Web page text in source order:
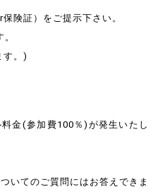
険証）をご提示下さい。
す。)
金(参加費100％)が発生いたし
いてのご質問にはお答えできま